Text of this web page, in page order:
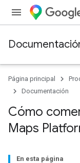
Página principal
Documentación
Cómo
Maps
En esta página